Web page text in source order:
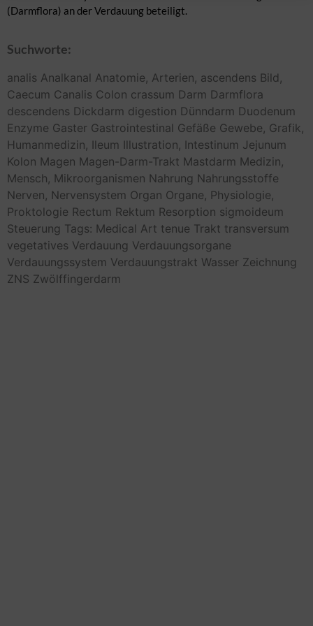
(Darmflora) an der Verdauung beteiligt.
Suchworte:
analis Analkanal Anatomie, Arterien, ascendens Bild,
Caecum Canalis Colon crassum Darm Darmflora
descendens Dickdarm digestion Dünndarm Duodenum
Enzyme Gaster Gastrointestinal Gefäße Gewebe, Grafik,
Humanmedizin, Ileum Illustration, Intestinum Jejunum
Kolon Magen Magen-Darm-Trakt Mastdarm Medizin,
Mensch, Mikroorganismen Nahrung Nahrungsstoffe
Nerven, Nervensystem Organ Organe, Physiologie,
Proktologie Rectum Rektum Resorption sigmoideum
Steuerung Tags: Medical Art tenue Trakt transversum
vegetatives Verdauung Verdauungsorgane
Verdauungssystem Verdauungstrakt Wasser Zeichnung
ZNS Zwölffingerdarm